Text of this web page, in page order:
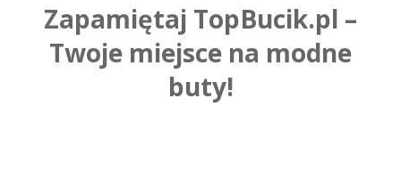
Zapamiętaj TopBucik.pl –
Twoje miejsce na modne
buty!